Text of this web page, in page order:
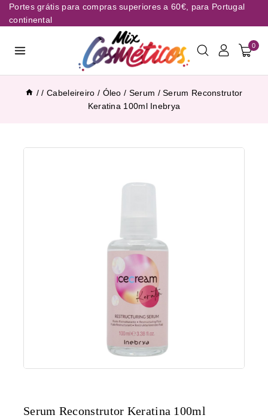
Portes grátis para compras superiores a 60€, para Portugal
continental
0
/ / Cabeleireiro / Óleo / Serum / Serum Reconstrutor
Keratina 100ml Inebrya
Serum Reconstrutor Keratina 100ml